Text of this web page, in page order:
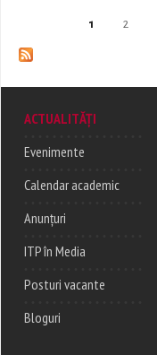
1 2
ACTUALITĂȚI
Evenimente
Calendar academic
Anunțuri
ITP în Media
Posturi vacante
Bloguri